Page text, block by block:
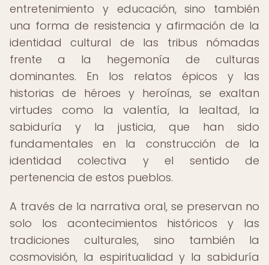
entretenimiento y educación, sino también
una forma de resistencia y afirmación de la
identidad cultural de las tribus nómadas
frente a la hegemonía de culturas
dominantes. En los relatos épicos y las
historias de héroes y heroínas, se exaltan
virtudes como la valentía, la lealtad, la
sabiduría y la justicia, que han sido
fundamentales en la construcción de la
identidad colectiva y el sentido de
pertenencia de estos pueblos.
A través de la narrativa oral, se preservan no
solo los acontecimientos históricos y las
tradiciones culturales, sino también la
cosmovisión, la espiritualidad y la sabiduría